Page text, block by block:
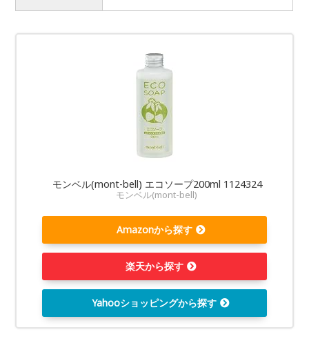
モンベル(mont-bell) エコソープ200ml 1124324
モンベル(mont-bell)
Amazonから探す
楽天から探す
Yahooショッピングから探す